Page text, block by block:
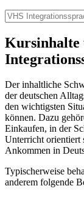
Kursinhalte
Der inhaltliche
der deutschen
den wichtigsten
können. Dazu
Einkaufen, in der
Unterricht orientiert
Ankommen in
Typischerweise
anderem folgende